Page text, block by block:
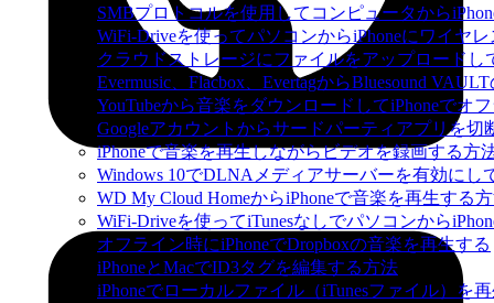
SMBプロトコルを使用してコンピュータから
WiFi-Driveを使ってパソコンからiPhoneにワイヤ
クラウドストレージにファイルをアップロードし
Evermusic、Flacbox、EvertagからBluesound
YouTubeから音楽をダウンロードしてiPhoneでオ
Googleアカウントからサードパーティアプリを切
iPhoneで音楽を再生しながらビデオを録画する方
Windows 10でDLNAメディアサーバーを有効にし
WD My Cloud HomeからiPhoneで音楽を再生する
WiFi-Driveを使ってiTunesなしでパソコンから
オフライン時にiPhoneでDropboxの音楽を再生する
iPhoneとMacでID3タグを編集する方法
iPhoneでローカルファイル（iTunesファイル）を